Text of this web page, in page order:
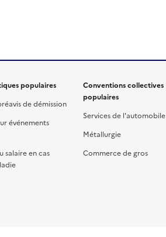
populaires
de démission
événements
salaire en cas
Conventions collectives
populaires
Services de l'automobile
Métallurgie
Commerce de gros